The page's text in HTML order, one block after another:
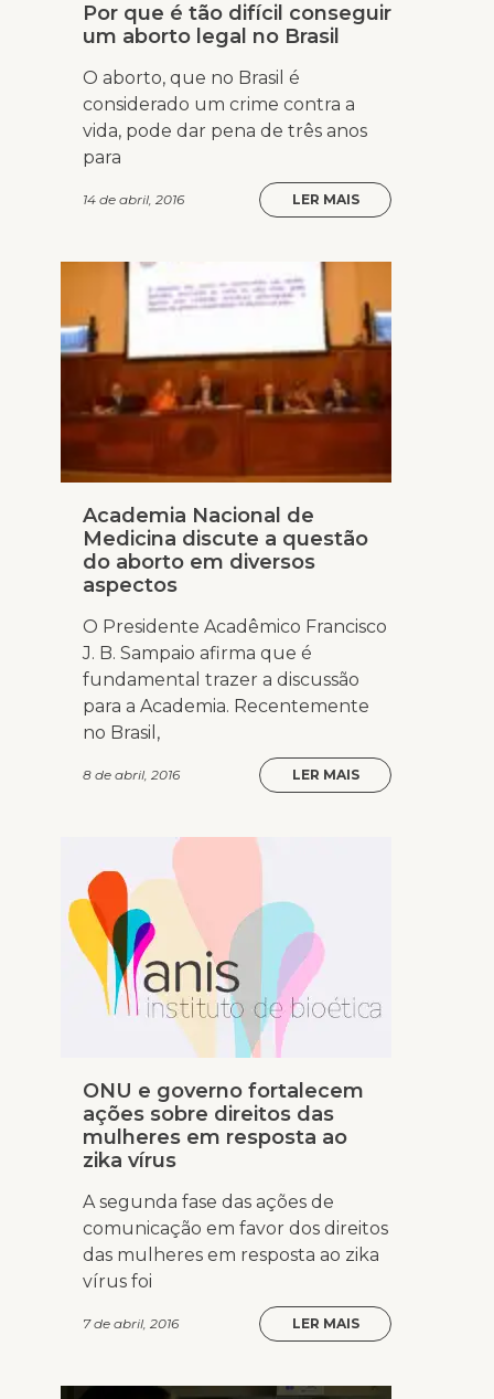
Por que é tão difícil conseguir
um aborto legal no Brasil
O aborto, que no Brasil é
considerado um crime contra a
vida, pode dar pena de três anos
para
14 de abril, 2016 LER MAIS
Academia Nacional de
Medicina discute a questão
do aborto em diversos
aspectos
O Presidente Acadêmico Francisco
J. B. Sampaio afirma que é
fundamental trazer a discussão
para a Academia. Recentemente
no Brasil,
8 de abril, 2016 LER MAIS
ONU e governo fortalecem
ações sobre direitos das
mulheres em resposta ao
zika vírus
A segunda fase das ações de
comunicação em favor dos direitos
das mulheres em resposta ao zika
vírus foi
7 de abril, 2016 LER MAIS